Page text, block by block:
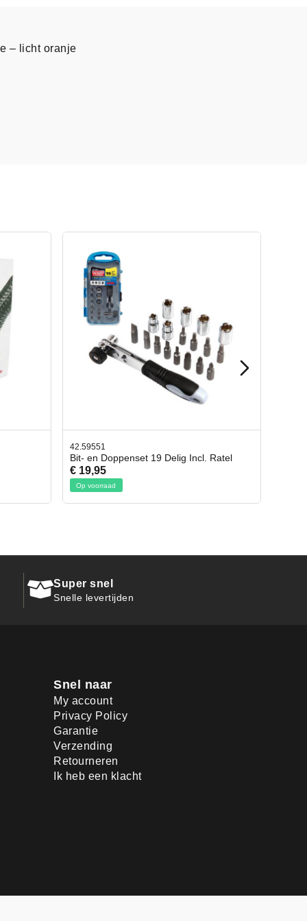
– licht oranje
42.65998
Afbreekmes 2 stuks
€ 10,95
Op voorraad
Super snel
Snelle levertijden
Snel naar
My account
Privacy Policy
Garantie
Verzending
Retourneren
Ik heb een klacht